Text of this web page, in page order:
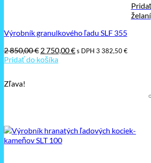
želaní
Výrobník granulkového ľadu SLF 355
2 850,00€ Pôvodná
cena
2 750,00€Aktuálna
s DPH 3 382,50€
Pridať do košíka
Zľava!